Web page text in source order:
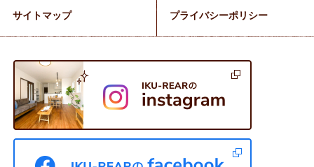
サイトマップ プライバシーポリシー